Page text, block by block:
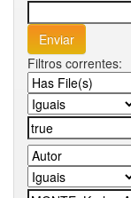
Filtros correntes: